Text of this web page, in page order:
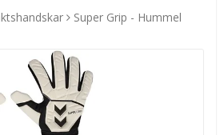
Super Grip - Hummel